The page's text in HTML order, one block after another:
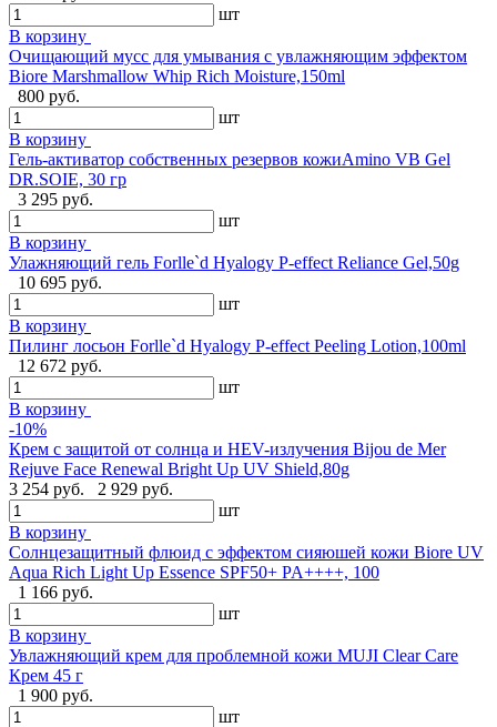
шт
В корзину
Очищающий мусс для умывания с увлажняющим эффектом
Biore Marshmallow Whip Rich Moisture,150ml
800 руб.
шт
В корзину
Гель-активатор собственных резервов кожиAmino VB Gel
DR.SOIE, 30 гр
3 295 руб.
шт
В корзину
Улажняющий гель Forlle`d Hyalogy P-effect Reliance Gel,50g
10 695 руб.
шт
В корзину
Пилинг лосьон Forlle`d Hyalogy P-effect Peeling Lotion,100ml
12 672 руб.
шт
В корзину
-10%
Крем с защитой от солнца и HEV-излучения Bijou de Mer
Rejuve Face Renewal Bright Up UV Shield,80g
3 254 руб.
2 929 руб.
шт
В корзину
Солнцезащитный флюид с эффектом сияюшей кожи Biore UV
Aqua Rich Light Up Essence SPF50+ PA++++, 100
1 166 руб.
шт
В корзину
Увлажняющий крем для проблемной кожи MUJI Clear Care
Крем 45 г
1 900 руб.
шт